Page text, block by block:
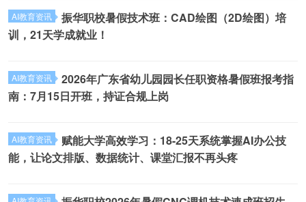
AI教育资讯
振华职校暑假技术班：CAD绘图（2D绘图）培
训，21天学成就业！
AI教育资讯
2026年广东省幼儿园园长任职资格暑假班报考指
南：7月15日开班，持证合规上岗
AI教育资讯
赋能大学高效学习：18-25天系统掌握AI办公技
能，让论文排版、数据统计、课堂汇报不再头疼